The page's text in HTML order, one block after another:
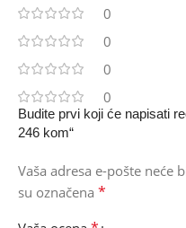
0
0
0
0
Budite prvi koji će napisati
246 kom“
Vaša adresa e-pošte neće
su označena *